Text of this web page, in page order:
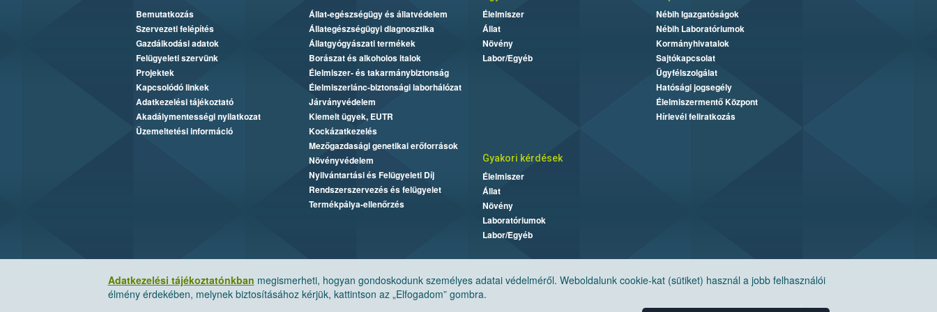
Adatkezelési tájékoztatónkban megismerheti, hogyan gondoskodunk személyes adatai védelméről. Weboldalunk cookie-kat (sütiket) használ a jobb felhasználói
élmény érdekében, melynek biztosításához kérjük, kattintson az „Elfogadom” gombra.
Bemutatkozás
Szervezeti felépítés
Gazdálkodási adatok
Felügyeleti szervünk
Projektek
Kapcsolódó linkek
Adatkezelési tájékoztató
Akadálymentességi nyilatkozat
Üzemeltetési információ
Állat-egészségügy és állatvédelem
Állategészségügyi diagnosztika
Állatgyógyászati termékek
Borászat és alkoholos italok
Élelmiszer- és takarmánybiztonság
Élelmiszerlánc-biztonsági laborhálózat
Járványvédelem
Kiemelt ügyek, EUTR
Kockázatkezelés
Mezőgazdasági genetikai erőforrások
Növényvédelem
Nyilvántartási és Felügyeleti Díj
Rendszerszervezés és felügyelet
Termékpálya-ellenőrzés
Élelmiszer
Állat
Növény
Labor/Egyéb
Nébih Igazgatóságok
Nébih Laboratóriumok
Kormányhivatalok
Sajtókapcsolat
Ügyfélszolgálat
Hatósági jogsegély
Élelmiszermentő Központ
Hírlevél feliratkozás
Gyakori kérdések
Élelmiszer
Állat
Növény
Laboratóriumok
Labor/Egyéb